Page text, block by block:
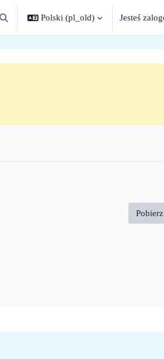
Toggle search input
Polski ‎(pl_old)‎ Jesteś